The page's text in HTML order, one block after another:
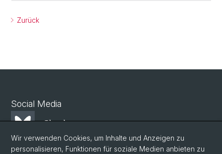
Zurück
Social Media
Bluesky
Wir verwenden Cookies, um Inhalte und Anzeigen zu
personalisieren, Funktionen für soziale Medien anbieten zu